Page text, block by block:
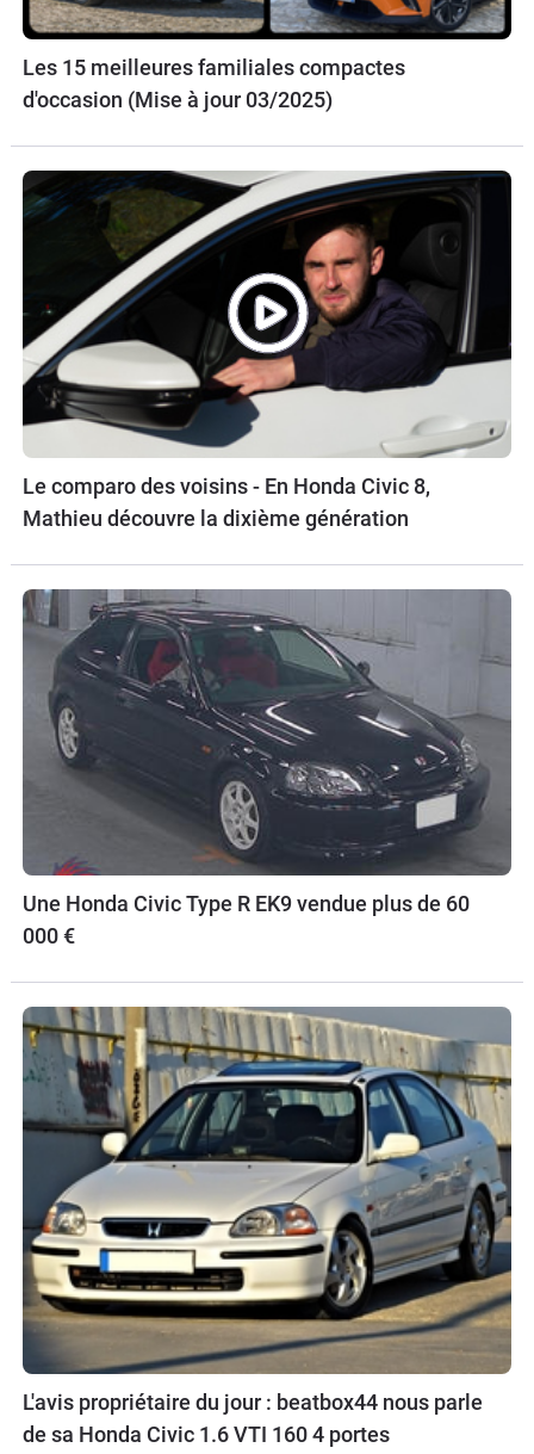
Les 15 meilleures familiales compactes
d'occasion (Mise à jour 03/2025)
Le comparo des voisins - En Honda Civic 8,
Mathieu découvre la dixième génération
Une Honda Civic Type R EK9 vendue plus de 60
000 €
L'avis propriétaire du jour : beatbox44 nous parle
de sa Honda Civic 1.6 VTI 160 4 portes